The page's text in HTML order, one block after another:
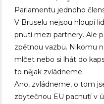
Parlamentu jednoho
V Bruselu nejsou hloupí
pnutí mezi partnery. Ale
zpětnou vazbu. Nikomu
mlčet nebo si lhát do
to nějak zvládneme.
Ano, zvládneme, o tom
zbytečnou EU pachutí v